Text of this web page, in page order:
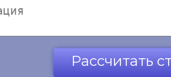
Рассчитать